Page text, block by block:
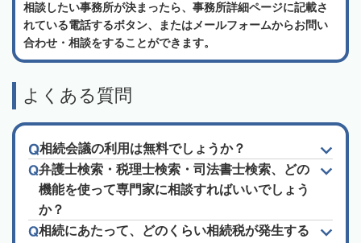
相談したい事務所が決まったら、事務所詳細ページに記載さ
れている電話するボタン、またはメールフォームからお問い
合わせ・相談をすることができます。
よくある質問
相続会議の利用は無料でしょうか？
弁護士検索・税理士検索・司法書士検索、どの
機能を使って専門家に相談すればいいでしょう
か？
相続にあたって、どのくらい相続税が発生する